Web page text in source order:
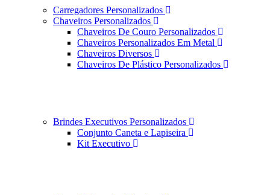
Carregadores Personalizados
Chaveiros Personalizados
Chaveiros De Couro Personalizados
Chaveiros Personalizados Em Metal
Chaveiros Diversos
Chaveiros De Plástico Personalizados
Brindes Executivos Personalizados
Conjunto Caneta e Lapiseira
Kit Executivo